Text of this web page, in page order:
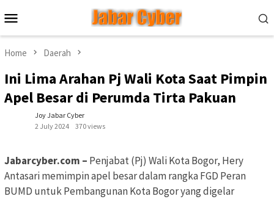
to
contentMenu
Home Daerah
Ini Lima Arahan Pj Wali Kota Saat Pimpin
Apel Besar di Perumda Tirta Pakuan
Joy Jabar Cyber
2 July 2024
370 views
Jabarcyber.com – Penjabat (Pj) Wali Kota Bogor, Hery
Antasari memimpin apel besar dalam rangka FGD Peran
BUMD untuk Pembangunan Kota Bogor yang digelar